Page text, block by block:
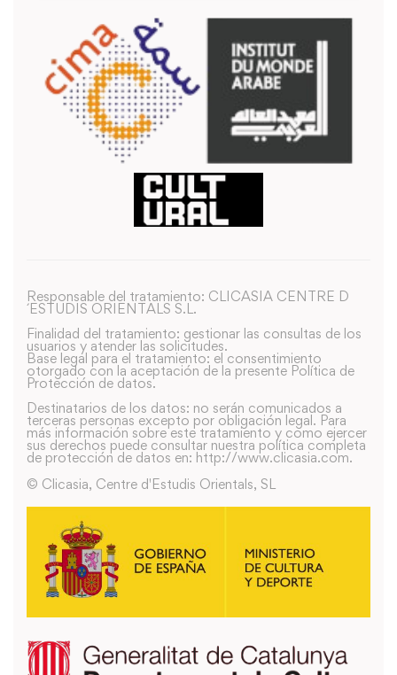
Responsable del tratamiento: CLICASIA CENTRE D
´ESTUDIS ORIENTALS S.L.
Finalidad del tratamiento: gestionar las consultas de los
usuarios y atender las solicitudes.
Base legal para el tratamiento: el consentimiento
otorgado con la aceptación de la presente Política de
Protección de datos.
Destinatarios de los datos: no serán comunicados a
terceras personas excepto por obligación legal. Para
más información sobre este tratamiento y como ejercer
sus derechos puede consultar nuestra política completa
de protección de datos en: http://www.clicasia.com.
© Clicasia, Centre d'Estudis Orientals, SL